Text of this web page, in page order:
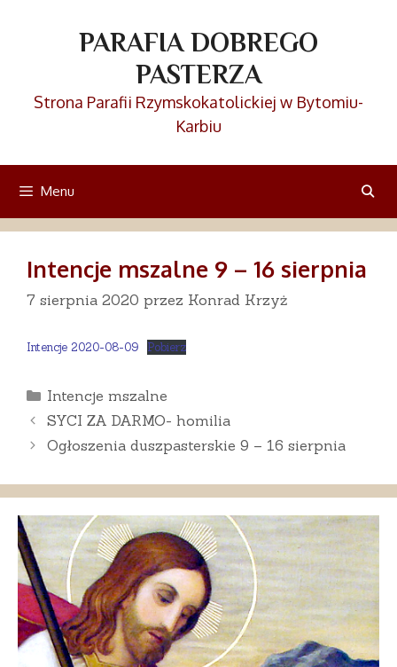
PARAFIA DOBREGO
PASTERZA
Strona Parafii Rzymskokatolickiej w Bytomiu-
Karbiu
Menu
Intencje mszalne 9 – 16 sierpnia
7 sierpnia 2020 przez Konrad Krzyż
Intencje 2020-08-09 Pobierz
Kategorie
Intencje mszalne
SYCI ZA DARMO- homilia
Ogłoszenia duszpasterskie 9 – 16 sierpnia